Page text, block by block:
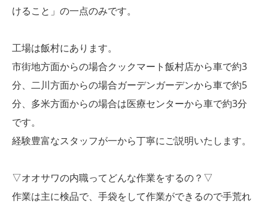
けること」の一点のみです。
工場は飯村にあります。
市街地方面からの場合クックマート飯村店から車で約3
分、二川方面からの場合ガーデンガーデンから車で約5
分、多米方面からの場合は医療センターから車で約3分
です。
経験豊富なスタッフが一から丁寧にご説明いたします。
▽オオサワの内職ってどんな作業をするの？▽
作業は主に検品で、手袋をして作業ができるので手荒れ